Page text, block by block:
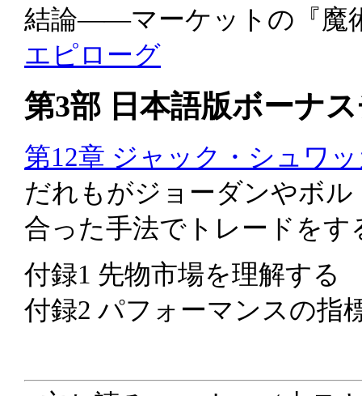
結論――マーケットの『魔
エピローグ
第3部 日本語版ボーナ
第12章 ジャック・シュワッ
だれもがジョーダンやボ
合った手法でトレードを
付録1 先物市場を理解する
付録2 パフォーマンスの指